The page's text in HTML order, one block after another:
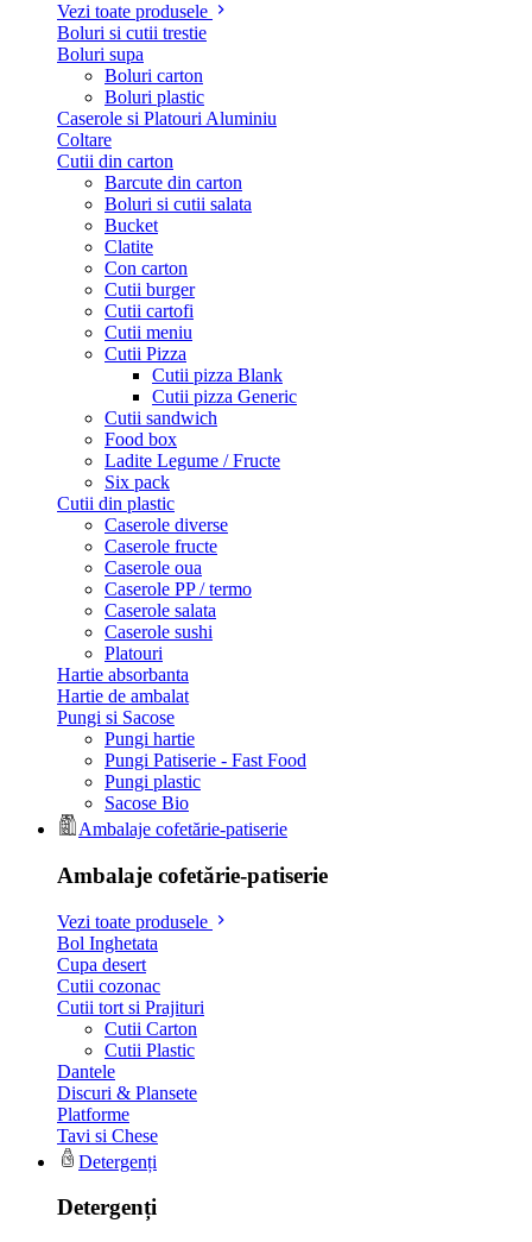
Vezi toate produsele
Boluri si cutii trestie
Boluri supa
Boluri carton
Boluri plastic
Caserole si Platouri Aluminiu
Coltare
Cutii din carton
Barcute din carton
Boluri si cutii salata
Bucket
Clatite
Con carton
Cutii burger
Cutii cartofi
Cutii meniu
Cutii Pizza
Cutii pizza Blank
Cutii pizza Generic
Cutii sandwich
Food box
Ladite Legume / Fructe
Six pack
Cutii din plastic
Caserole diverse
Caserole fructe
Caserole oua
Caserole PP / termo
Caserole salata
Caserole sushi
Platouri
Hartie absorbanta
Hartie de ambalat
Pungi si Sacose
Pungi hartie
Pungi Patiserie - Fast Food
Pungi plastic
Sacose Bio
Ambalaje cofetărie-patiserie
Ambalaje cofetărie-patiserie
Vezi toate produsele
Bol Inghetata
Cupa desert
Cutii cozonac
Cutii tort si Prajituri
Cutii Carton
Cutii Plastic
Dantele
Discuri & Plansete
Platforme
Tavi si Chese
Detergenți
Detergenți